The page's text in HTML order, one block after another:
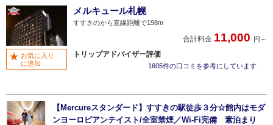
メルキュール札幌
すすきのから直線距離で198m
合計料金 11,000 円～
トリップアドバイザー評価
1605件の口コミを参考にしています
お気に入り
に追加
【Mercureスタンダード】すすきの駅徒歩３分☆館内はモダ
ンヨーロピアンテイスト/全室禁煙／Wi-Fi完備 素泊まり